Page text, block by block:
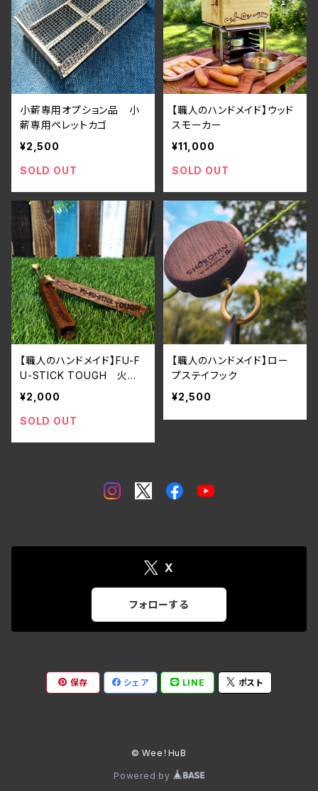
小薪専用オプション品 小
薪専用ペレットカゴ
¥2,500
SOLD OUT
【職人のハンドメイド】ウッド
スモーカー
¥11,000
SOLD OUT
【職人のハンドメイド】FU-F
U-STICK TOUGH 火吹
き棒
¥2,000
SOLD OUT
【職人のハンドメイド】ロー
プステイフック
¥2,500
X
フォローする
保存 シェア LINE ポスト
© Wee！HuB
Powered by